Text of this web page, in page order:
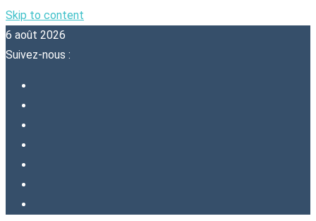
Skip to content
6 août 2026
Suivez-nous :